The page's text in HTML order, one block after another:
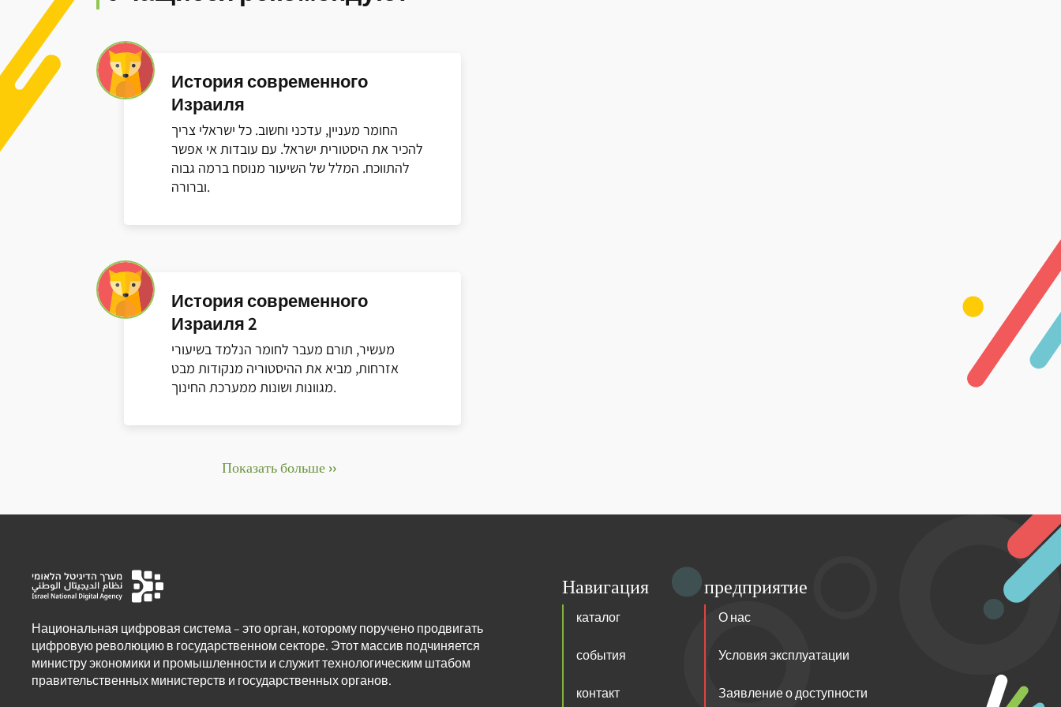
История современного
Израиля
החומר מעניין, עדכני וחשוב. כל ישראלי צריך
להכיר את היסטורית ישראל. עם עובדות אי אפשר
להתווכח. המלל של השיעור מנוסח ברמה גבוה
וברורה.
История современного
Израиля 2
מעשיר, תורם מעבר לחומר הנלמד בשיעורי
אזרחות, מביא את ההיסטוריה מנקודות מבט
מגוונות ושונות ממערכת החינוך.
Показать больше ››
Национальная цифровая система – это орган, которому поручено продвигать
цифровую революцию в государственном секторе. Этот массив подчиняется
министру экономики и промышленности и служит технологическим штабом
правительственных министерств и государственных органов.
Навигация
каталог
события
контакт
предприятие
О нас
Условия эксплуатации
Заявление о доступности